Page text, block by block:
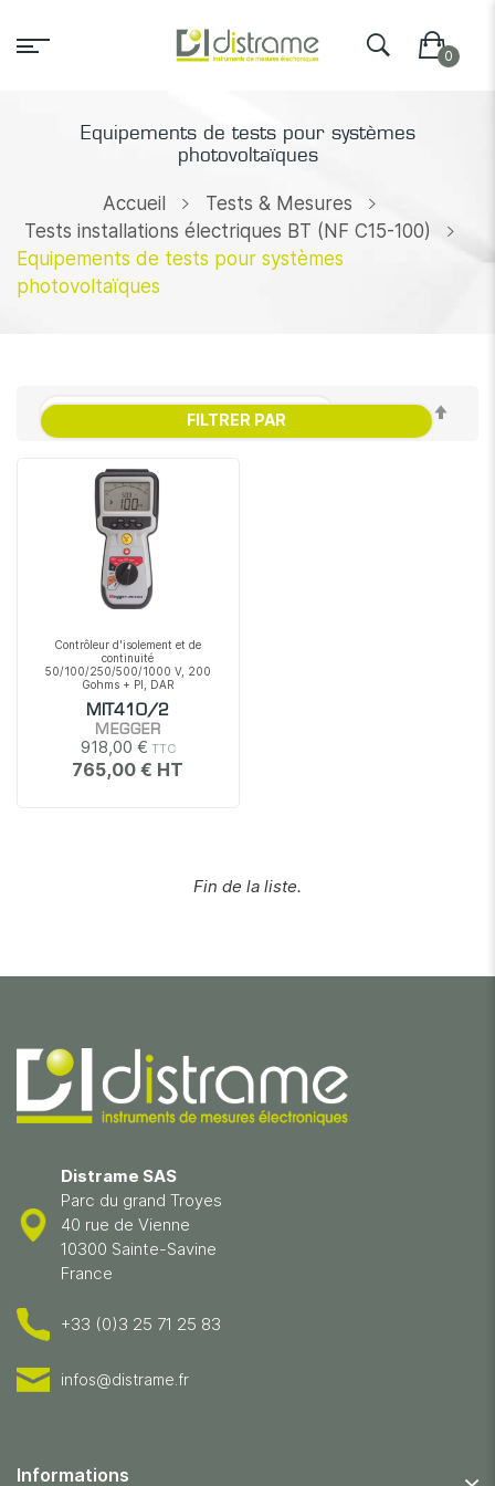
Equipements de tests pour systèmes
photovoltaïques
Accueil
Tests & Mesures
Tests installations électriques BT (NF C15-100)
Equipements de tests pour systèmes
photovoltaïques
Contrôleur d'isolement et de
continuité
50/100/250/500/1000 V, 200
Gohms + PI, DAR
MIT410/2
MEGGER
918,00 €
765,00 €
Fin de la liste.
FILTRER PAR
Distrame SAS
Parc du grand Troyes
40 rue de Vienne
10300 Sainte-Savine
France
+33 (0)3 25 71 25 83
infos@distrame.fr
Informations